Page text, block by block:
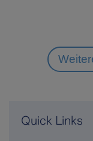
Quick Links